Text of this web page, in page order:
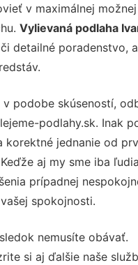
v maximálnej
Vylievaná podlaha
detailné poradenstvo,
podobe skúseností,
podlahy.sk. Inak
korektné jednanie od
aj my sme iba
prípadnej
spokojnosti.
nemusíte obávať.
si aj ďalšie naše